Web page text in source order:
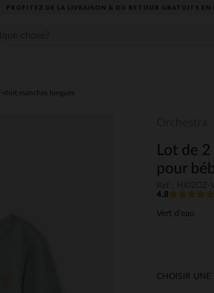
PROFITEZ DE LA LIVRAISON & DU RETOUR GRATUITS EN
T-shirt manches longues
Lot de
pour
4.8
Vert d'eau
CHOISIR UNE